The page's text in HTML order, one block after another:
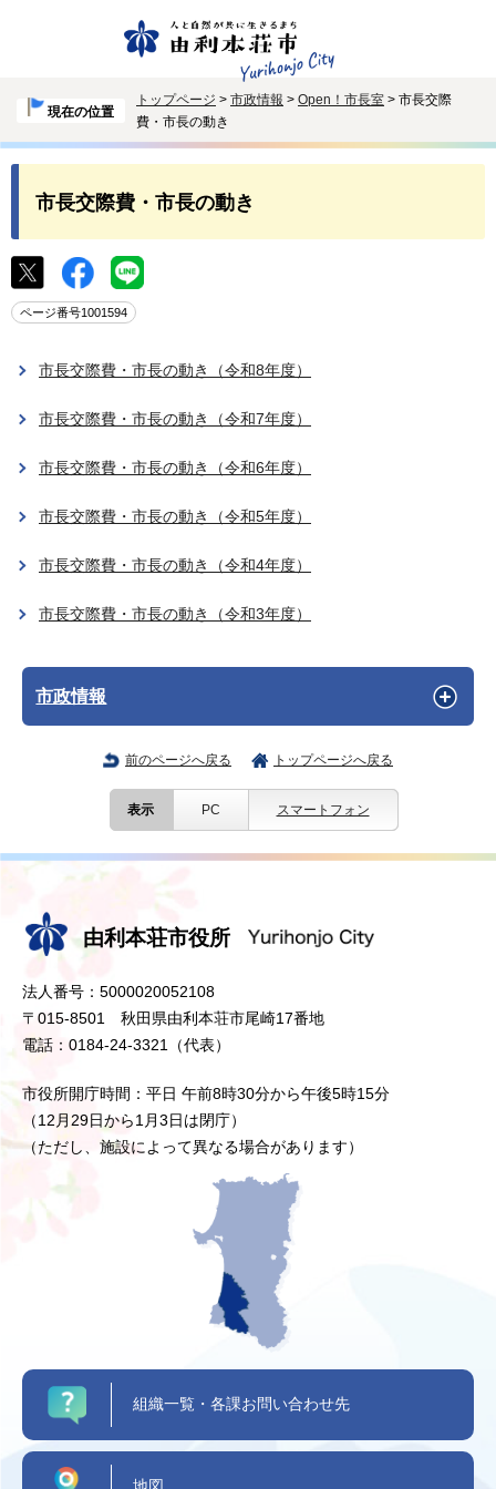
現在の位置
トップページ > 市政情報 > Open！市長室 > 市長交際
費・市長の動き
市長交際費・市長の動き
ページ番号1001594
市長交際費・市長の動き（令和8年度）
市長交際費・市長の動き（令和7年度）
市長交際費・市長の動き（令和6年度）
市長交際費・市長の動き（令和5年度）
市長交際費・市長の動き（令和4年度）
市長交際費・市長の動き（令和3年度）
市政情報
前のページへ戻る トップページへ戻る
表示 PC スマートフォン
由利本荘市役所
法人番号：5000020052108
〒015-8501 秋田県由利本荘市尾崎17番地
電話：0184-24-3321（代表）
市役所開庁時間：平日 午前8時30分から午後5時15分
（12月29日から1月3日は閉庁）
（ただし、施設によって異なる場合があります）
組織一覧・各課お問い合わせ先